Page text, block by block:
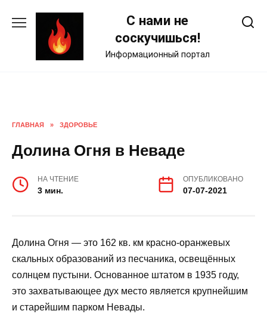
С нами не
соскучишься!
Информационный портал
ГЛАВНАЯ » ЗДОРОВЬЕ
Долина Огня в Неваде
НА ЧТЕНИЕ
3 мин.
ОПУБЛИКОВАНО
07-07-2021
Долина Огня — это 162 кв. км красно-оранжевых
скальных образований из песчаника, освещённых
солнцем пустыни. Основанное штатом в 1935 году,
это захватывающее дух место является крупнейшим
и старейшим парком Невады.